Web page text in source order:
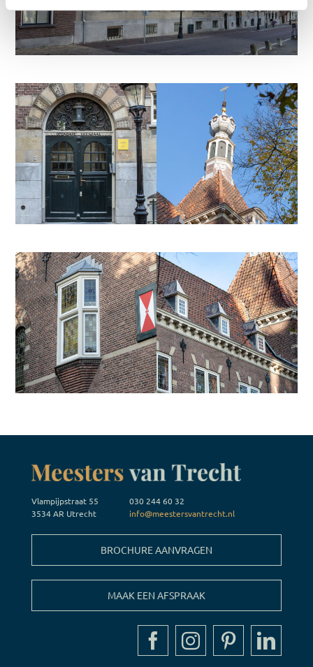
Vlampijpstraat 55
030 244 60 32
3534 AR Utrecht
info@meestersvantrecht.nl
BROCHURE AANVRAGEN
MAAK EEN AFSPRAAK